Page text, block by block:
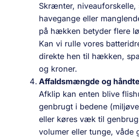
Skrænter, niveauforskelle,
havegange eller
på hækken betyder flere
Kan vi rulle vores
direkte hen til hækken,
og kroner.
Affaldsmængde og
Afklip kan enten blive
genbrugt i bedene
eller køres væk til
volumer eller tunge, våde